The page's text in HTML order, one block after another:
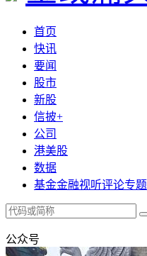
首页
快讯
要闻
股市
新股
信披+
公司
港美股
数据
基金金融视听评论专题
公众号